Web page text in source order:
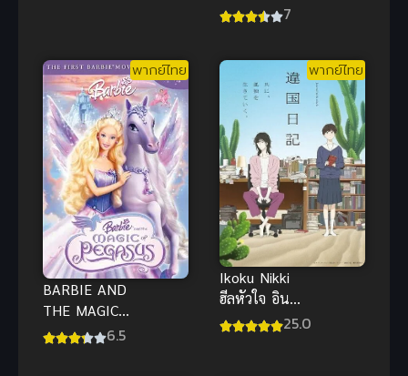
Great Ruler
7
พากย์ไทย
BARBIE AND
THE MAGIC
OF PEGASUS
6.5
พากย์ไทย
Ikoku Nikki
ฮีลหัวใจ อิน
โทรเวิร์ต ซับ25.0